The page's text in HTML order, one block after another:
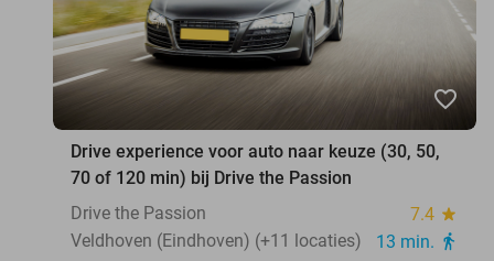
favorite_border
Drive experience voor auto naar keuze (30, 50,
70 of 120 min) bij Drive the Passion
Drive the Passion
7.4 star
Veldhoven (Eindhoven) (+11 locaties) 13 min. directions_walk